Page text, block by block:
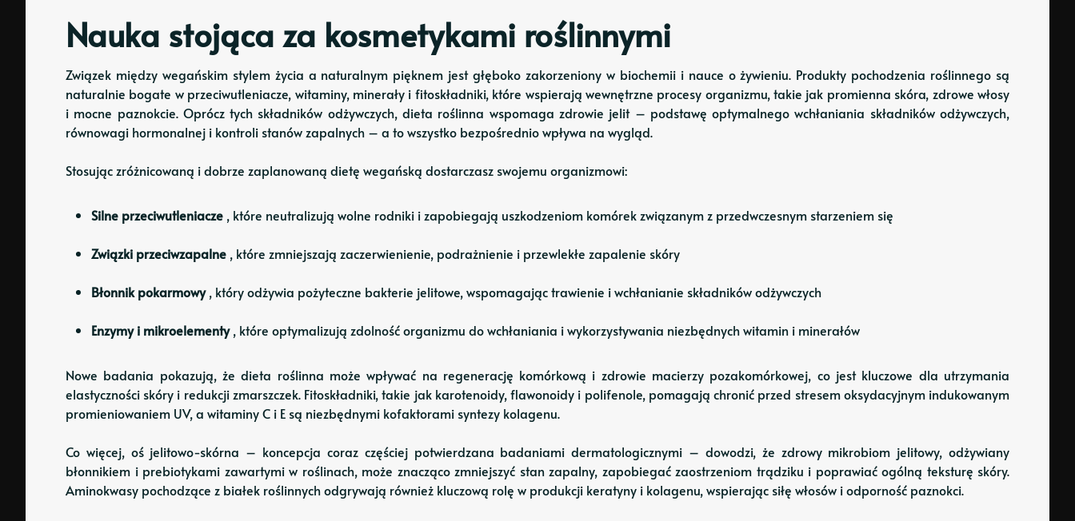
Nauka stojąca za kosmetykami roślinnymi
Związek między wegańskim stylem życia a naturalnym pięknem jest głęboko zakorzeniony w biochemii i nauce o żywieniu. Produkty pochodzenia roślinnego są
naturalnie bogate w przeciwutleniacze, witaminy, minerały i fitoskładniki, które wspierają wewnętrzne procesy organizmu, takie jak promienna skóra, zdrowe włosy
i mocne paznokcie. Oprócz tych składników odżywczych, dieta roślinna wspomaga zdrowie jelit – podstawę optymalnego wchłaniania składników odżywczych,
równowagi hormonalnej i kontroli stanów zapalnych – a to wszystko bezpośrednio wpływa na wygląd.
Stosując zróżnicowaną i dobrze zaplanowaną dietę wegańską dostarczasz swojemu organizmowi:
Silne przeciwutleniacze , które neutralizują wolne rodniki i zapobiegają uszkodzeniom komórek związanym z przedwczesnym starzeniem się
Związki przeciwzapalne , które zmniejszają zaczerwienienie, podrażnienie i przewlekłe zapalenie skóry
Błonnik pokarmowy, który odżywia pożyteczne bakterie jelitowe, wspomagając trawienie i wchłanianie składników odżywczych
Enzymy i mikroelementy, które optymalizują zdolność organizmu do wchłaniania i wykorzystywania niezbędnych witamin i minerałów
Nowe badania pokazują, że dieta roślinna może wpływać na regenerację komórkową i zdrowie macierzy pozakomórkowej, co jest kluczowe dla utrzymania
elastyczności skóry i redukcji zmarszczek. Fitoskładniki, takie jak karotenoidy, flawonoidy i polifenole, pomagają chronić przed stresem oksydacyjnym indukowanym
promieniowaniem UV, a witaminy C i E są niezbędnymi kofaktorami syntezy kolagenu.
Co więcej, oś jelitowo-skórna – koncepcja coraz częściej potwierdzana badaniami dermatologicznymi – dowodzi, że zdrowy mikrobiom jelitowy, odżywiany
błonnikiem i prebiotykami zawartymi w roślinach, może znacząco zmniejszyć stan zapalny, zapobiegać zaostrzeniom trądziku i poprawiać ogólną teksturę skóry.
Aminokwasy pochodzące z białek roślinnych odgrywają również kluczową rolę w produkcji keratyny i kolagenu, wspierając siłę włosów i odporność paznokci.